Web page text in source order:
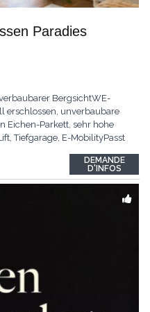
Paradies
BergsichtWE-
erschlossen, unverbaubare
Eichen-Parkett, sehr hohe
Tiefgarage, E-MobilityPasst
sonnig und kompromisslos
...
DEMANDE
D'INFOS